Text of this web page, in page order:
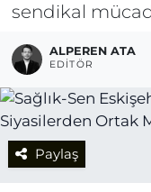
sendikal
ALPEREN ATA
EDITÖR
Paylaş